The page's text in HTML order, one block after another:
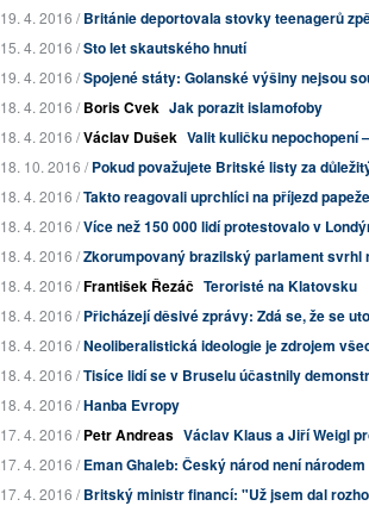
19. 4. 2016 /Británie deportovala stovky teenagerů
15. 4. 2016 /Sto let skautského hnutí
19. 4. 2016 /Spojené státy: Golanské výšiny nejsou
18. 4. 2016 /Boris Cvek Jak porazit islamofoby
18. 4. 2016 /Václav Dušek Valit kuličku nepochopení
18. 10. 2016 /Pokud považujete Britské listy za
18. 4. 2016 /Takto reagovali uprchlíci na příjezd
18. 4. 2016 /Více než 150 000 lidí protestovalo v
18. 4. 2016 /Zkorumpovaný brazilský parlament svrhl
18. 4. 2016 /František Řezáč Teroristé na Klatovsku
18. 4. 2016 /Přicházejí děsivé zprávy: Zdá se, že se
18. 4. 2016 /Neoliberalistická ideologie je zdrojem
18. 4. 2016 /Tisíce lidí se v Bruselu účastnily
18. 4. 2016 /Hanba Evropy
17. 4. 2016 /Petr Andreas Václav Klaus a Jiří Weigl
17. 4. 2016 /Eman Ghaleb: Český národ není
17. 4. 2016 /Britský ministr financí: "Už jsem dal